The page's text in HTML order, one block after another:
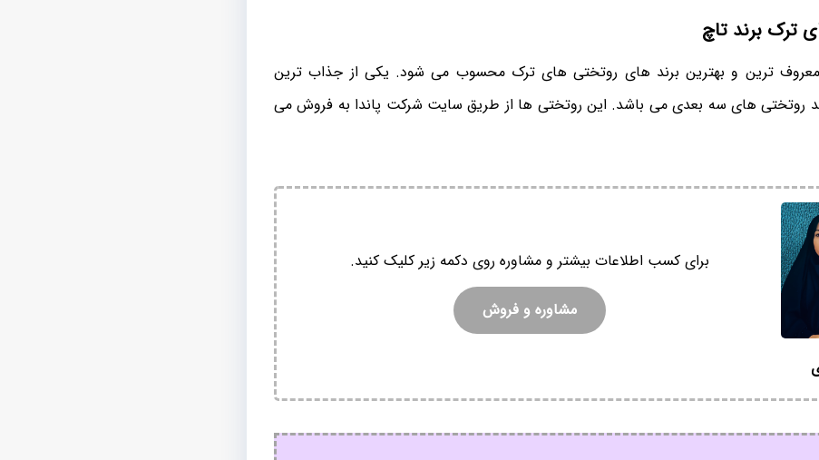
ترک برند تاچ
ترین و بهترین برند های روتختی های ترک محسوب می شود. یکی از جذاب ترین
روتختی های سه بعدی می باشد. این روتختی ها از طریق سایت شرکت پاندا به فروش می
برای کسب اطلاعات بیشتر و مشاوره روی دکمه زیر کلیک کنید.
مشاوره و فروش